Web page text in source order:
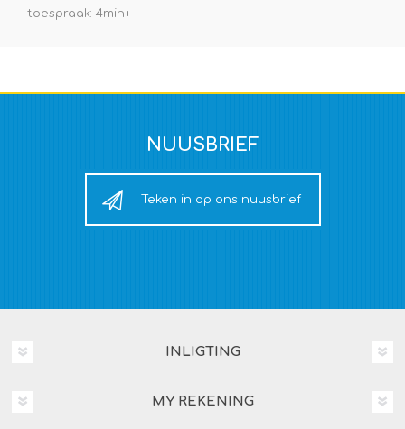
toespraak: 4min+
NUUSBRIEF
Teken in op ons nuusbrief
INLIGTING
MY REKENING